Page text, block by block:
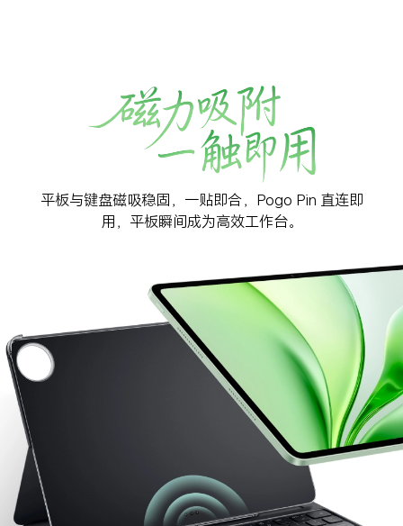
平板与键盘磁吸稳固，一贴即合，Pogo Pin 直连即
用，平板瞬间成为高效工作台。